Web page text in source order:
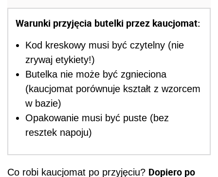
Warunki przyjęcia butelki przez kaucjomat:
Kod kreskowy musi być czytelny (nie
zrywaj etykiety!)
Butelka nie może być zgnieciona
(kaucjomat porównuje kształt z wzorcem
w bazie)
Opakowanie musi być puste (bez
resztek napoju)
Co robi kaucjomat po przyjęciu? Dopiero po